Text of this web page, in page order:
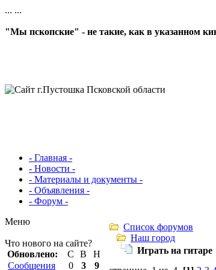
... ...
"Мы пскопские" - не такие, как в указанном
- Главная -
- Новости -
- Материалы и документы -
- Объявления -
- Форум -
Меню
Что нового на сайте?
Обновлено:
С В
Н
Сообщения
0 3
9
Список форумов
Наш город
Играть на гитаре